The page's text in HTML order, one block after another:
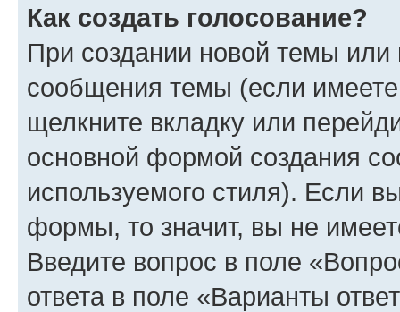
Как создать голосование?
При создании новой темы или
сообщения темы (если
щелкните вкладку или
основной формой создания
используемого стиля). Если
формы, то значит, вы не
Введите вопрос в поле
ответа в поле «Варианты